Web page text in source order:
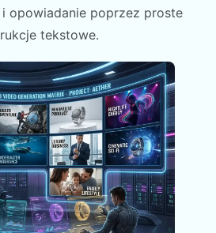
opowiadanie poprzez proste
tekstowe.